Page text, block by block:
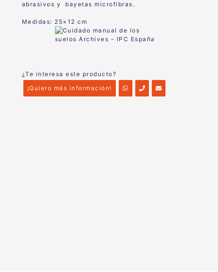
abrasivos y bayetas microfibras.
Medidas: 25×12 cm
¿Te interesa este producto?
¡Quiero más información!